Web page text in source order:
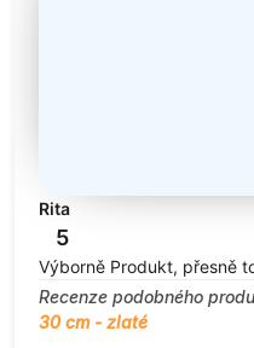
Rita
5
Výborně Produkt, přesně
Recenze podobného
30 cm - zlaté